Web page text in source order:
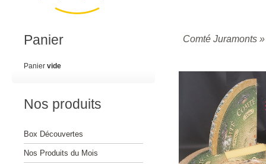
Comté Juramonts
Panier
Panier vide
Nos produits
Box Découvertes
Nos Produits du Mois